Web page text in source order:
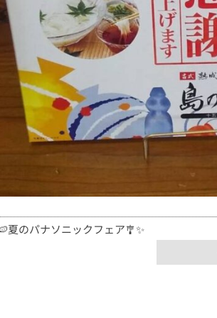
夏のパナソニックフェア🎐✨